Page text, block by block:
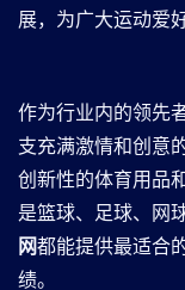
展，为广大运动爱
作为行业内的领先者
支充满激情和创意
创新性的体育用品
是篮球、足球、网
网都能提供最适合
绩。